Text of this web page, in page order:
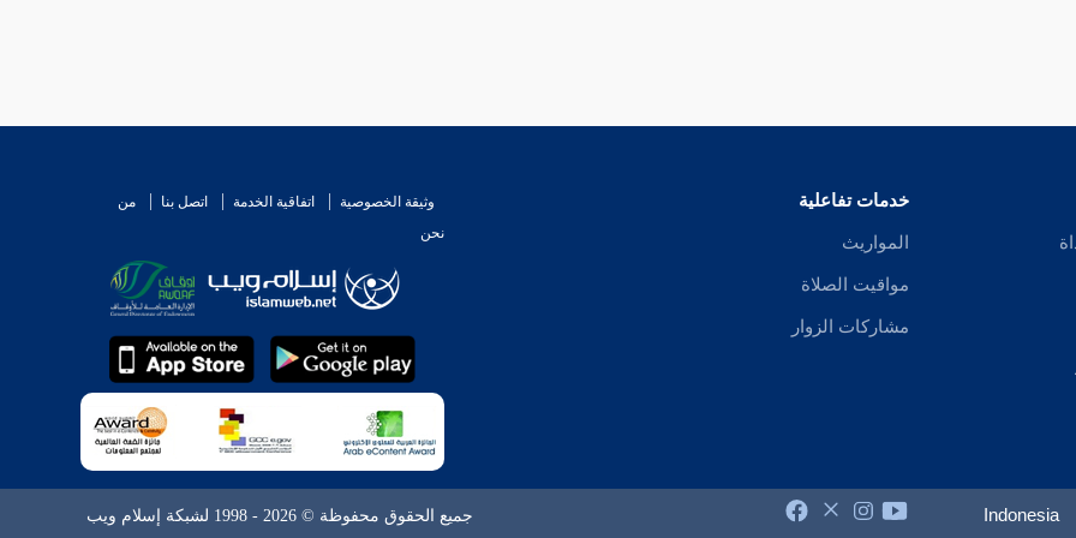
خدمات تفاعلية
المواريث
مواقيت الصلاة
مشاركات الزوار
وثيقة الخصوصية اتفاقية الخدمة اتصل بنا
من
نحن
Indonesia جميع الحقوق محفوظة © 2026 - 1998 لشبكة إسلام ويب